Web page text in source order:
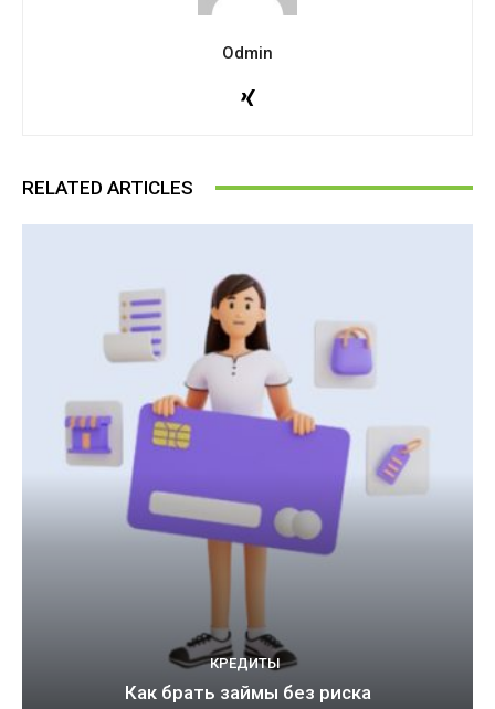
Odmin
RELATED ARTICLES
КРЕДИТЫ
Как брать займы без риска